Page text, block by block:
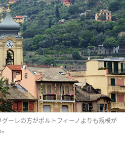
ーレの方がポルトフィーノよりも規模が